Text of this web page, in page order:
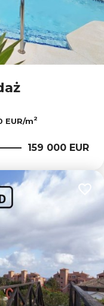
EUR/m2
159 000 EUR